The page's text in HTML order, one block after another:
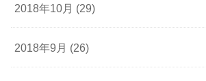
2018年10月 (29)
2018年9月 (26)